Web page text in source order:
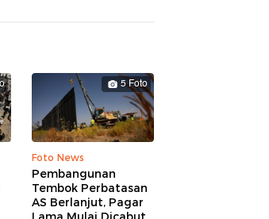
5 Foto
Foto News
Pembangunan
Tembok Perbatasan
AS Berlanjut, Pagar